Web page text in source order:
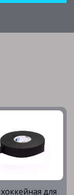
для